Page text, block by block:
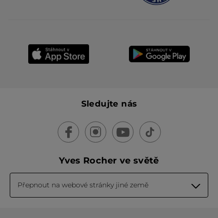
Sledujte nás
Yves Rocher ve světě
Přepnout na webové stránky jiné země